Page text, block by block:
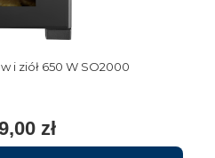
i ziół 650 W SO2000
zł